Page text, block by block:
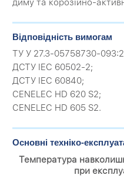
диму та корозійно-
Відповідність вимогам
ТУ У 27.3-05758730-
ДСТУ IEC 60502-2;
ДСТУ IEC 60840;
CENELEC HD 620 S2;
CENELEC HD 605 S2.
Основні техніко-
Температура
при